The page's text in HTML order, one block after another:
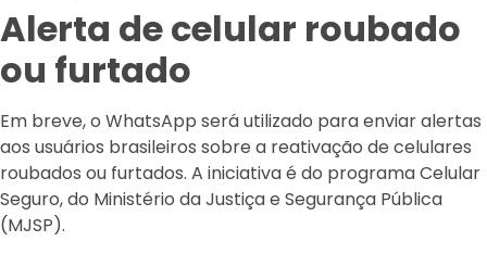
Alerta de celular roubado
ou furtado
Em breve, o WhatsApp será utilizado para enviar alertas
aos usuários brasileiros sobre a reativação de celulares
roubados ou furtados. A iniciativa é do programa Celular
Seguro, do Ministério da Justiça e Segurança Pública
(MJSP).